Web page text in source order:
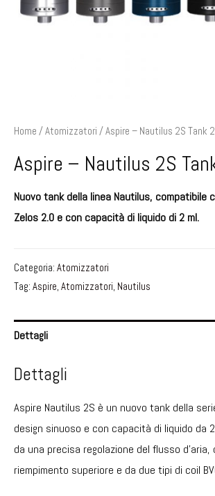
Home /Atomizzatori / Aspire – Nautilus 2S Tank
Aspire – Nautilus 2S
Nuovo tank della linea Nautilus, compatibile
Zelos 2.0 e con capacità di liquido di 2 ml.
Categoria: Atomizzatori
Tag: Aspire, Atomizzatori, Nautilus
Dettagli
Dettagli
Aspire Nautilus 2S è un nuovo tank della
design sinuoso e con capacità di liquido da
da una precisa regolazione del flusso d’aria,
riempimento superiore e da due tipi di coil